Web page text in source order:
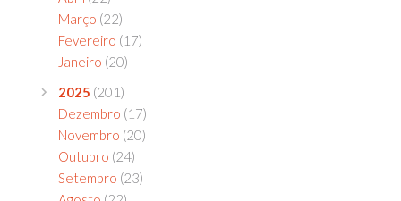
Março (22)
Fevereiro (17)
Janeiro (20)
2025 (201)
Dezembro (17)
Novembro (20)
Outubro (24)
Setembro (23)